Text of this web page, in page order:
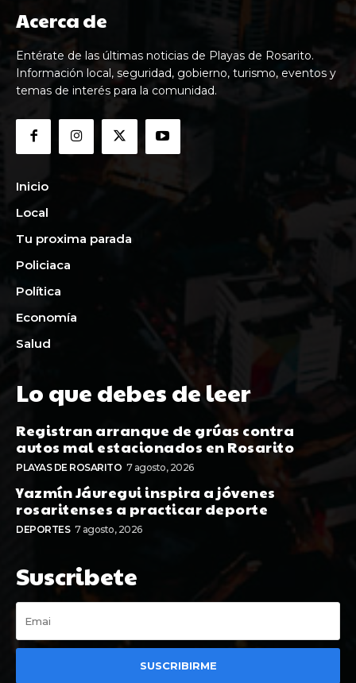
Acerca de
Entérate de las últimas noticias de Playas de Rosarito.
Información local, seguridad, gobierno, turismo, eventos y
temas de interés para la comunidad.
Inicio
Local
Tu proxima parada
Policiaca
Política
Economía
Salud
Lo que debes de leer
Registran arranque de grúas contra
autos mal estacionados en Rosarito
PLAYAS DE ROSARITO 7 agosto, 2026
Yazmín Jáuregui inspira a jóvenes
rosaritenses a practicar deporte
DEPORTES 7 agosto, 2026
Suscribete
SUSCRIBIRME